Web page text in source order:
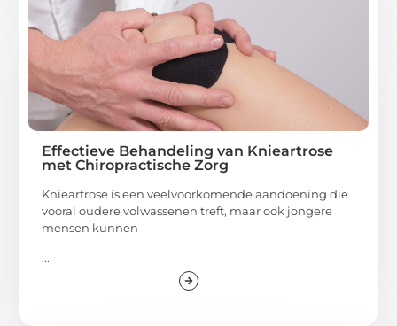
Effectieve Behandeling van Knieartrose
met Chiropractische Zorg
Knieartrose is een veelvoorkomende aandoening die
vooral oudere volwassenen treft, maar ook jongere
mensen kunnen
...